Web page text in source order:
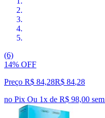
(6)
14% OFF
Preço R$ 84,28R$ 84,28
no Pix Ou 1x de R$ 98,00